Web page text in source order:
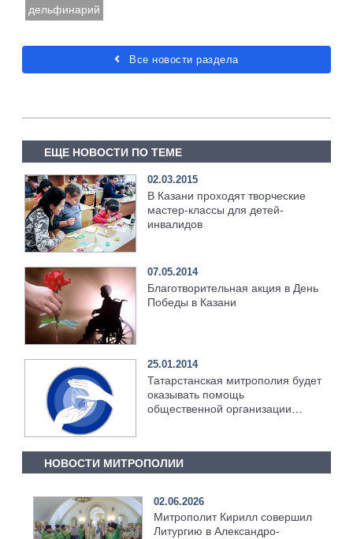
дельфинарий
Все новости раздела
ЕЩЕ НОВОСТИ ПО ТЕМЕ
02.03.2015
В Казани проходят творческие
мастер-классы для детей-
инвалидов
07.05.2014
Благотворительная акция в День
Победы в Казани
25.01.2014
Татарстанская митрополия будет
оказывать помощь
общественной организации
НОВОСТИ МИТРОПОЛИИ
02.06.2026
Митрополит Кирилл совершил
Литургию в Александро-